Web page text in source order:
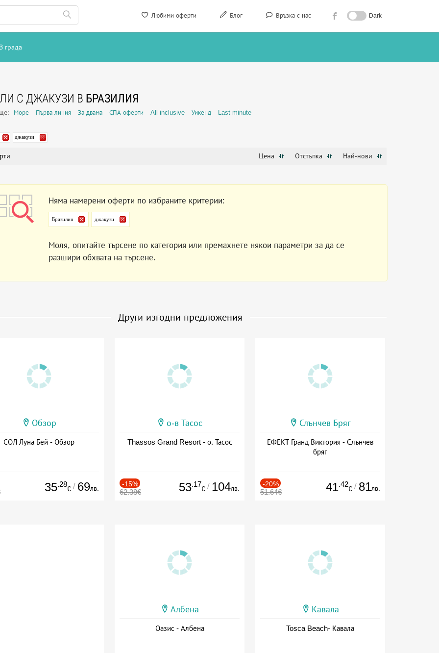
Любими оферти Блог Връзка с нас Dark
В града
С ДЖАКУЗИ В БРАЗИЛИЯ
Море Първа линия За двама СПА оферти All inclusive Уикенд Last minute
джакузи
Цена Отстъпка Най-нови
Няма намерени оферти по избраните критерии:
Бразилия джакузи
Моля, опитайте търсене по категория или премахнете някои параметри за да се
разшири обхвата на търсене.
Други изгодни предложения
Обзор
СОЛ Луна Бей - Обзор
35.28
€ / 69лв.
о-в Тасос
Thassos Grand Resort - о. Тасос
-15%
62.38€ 53.17
€ / 104лв.
Слънчев Бряг
ЕФЕКТ Гранд Виктория - Слънчев
бряг
-20%
51.64€ 41.42
€ / 81лв.
Албена
Оазис - Албена
Кавала
Tosca Beach- Кавала